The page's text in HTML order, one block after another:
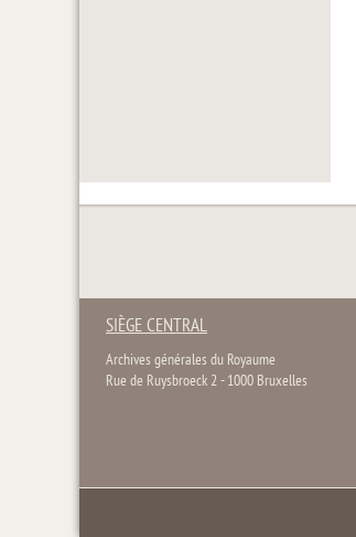
SIÈGE CENTRAL
Archives générales du Royaume
Rue de Ruysbroeck 2 - 1000 Bruxelles